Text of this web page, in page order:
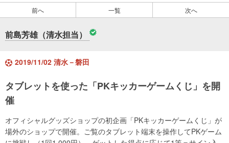
前へ 一覧 次へ
前島芳雄（清水担当）
2019/11/02 清水－磐田
タブレットを使った「PKキッカーゲームくじ」を開
催
オフィシャルグッズショップの初企画「PKキッカーゲームくじ」が
場外のショップで開催。ご覧のタブレット端末を操作してPKゲーム